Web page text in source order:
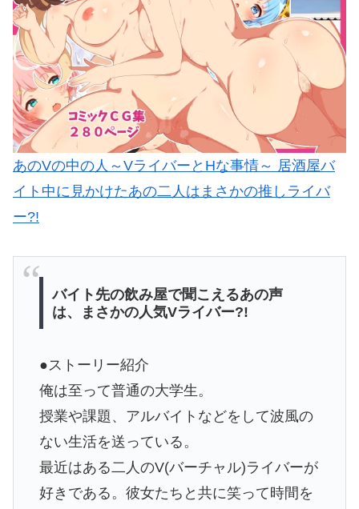
あのVの中の人～VライバーとHな事情～ 居酒屋バ
イト中に見かけたあの二人はまさかの推しライバ
ー?!
バイト先の飲み屋で聞こえるあの声
は、まさかの人気Vライバー?!
●ストーリー紹介
俺は至って普通の大学生。
授業や課題、アルバイトなどをして波風の
ない生活を送っている。
最近はある二人のV(バーチャル)ライバーが
好きである。彼女たちと共に笑って時間を